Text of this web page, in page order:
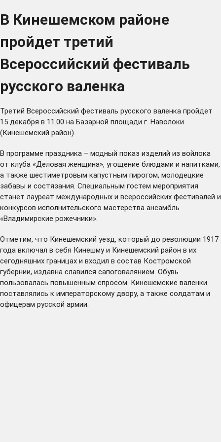
В Кинешемском районе
пройдет третий
Всероссийский фестиваль
русского валенка
Третий Всероссийский фестиваль русского валенка пройдет
15 декабря в 11.00 на Базарной площади г. Наволоки
(Кинешемский район).
В программе праздника – модный показ изделий из войлока
от клуба «Деловая женщина», угощение блюдами и напитками,
а также шестиметровым капустным пирогом, молодецкие
забавы и состязания. Специальным гостем мероприятия
станет лауреат международных и всероссийских фестивалей и
конкурсов исполнительского мастерства ансамбль
«Владимирские рожечники».
Отметим, что Кинешемский уезд, который до революции 1917
года включал в себя Кинешму и Кинешемский район в их
сегодняшних границах и входил в состав Костромской
губернии, издавна славился сапоговалянием. Обувь
пользовалась повышенным спросом. Кинешемские валенки
поставлялись к императорскому двору, а также солдатам и
офицерам русской армии.